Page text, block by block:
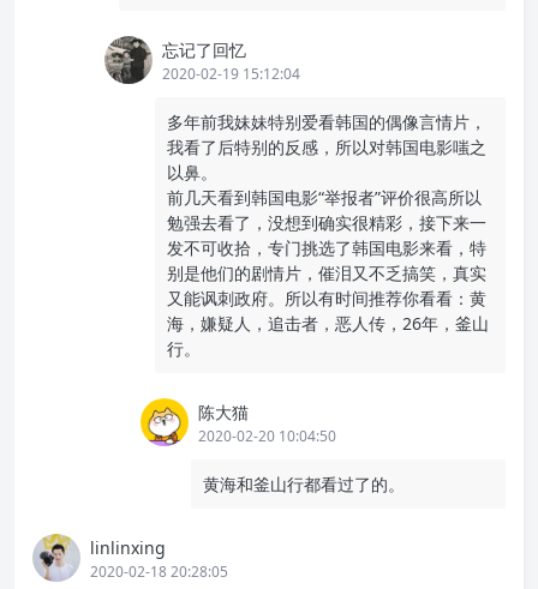
忘记了回忆
2020-02-19 15:12:04
多年前我妹妹特别爱看韩国的偶像言情片，
我看了后特别的反感，所以对韩国电影嗤之
以鼻。
前几天看到韩国电影“举报者”评价很高所以
勉强去看了，没想到确实很精彩，接下来一
发不可收拾，专门挑选了韩国电影来看，特
别是他们的剧情片，催泪又不乏搞笑，真实
又能讽刺政府。所以有时间推荐你看看：黄
海，嫌疑人，追击者，恶人传，26年，釜山
行。
陈大猫
2020-02-20 10:04:50
黄海和釜山行都看过了的。
linlinxing
2020-02-18 20:28:05